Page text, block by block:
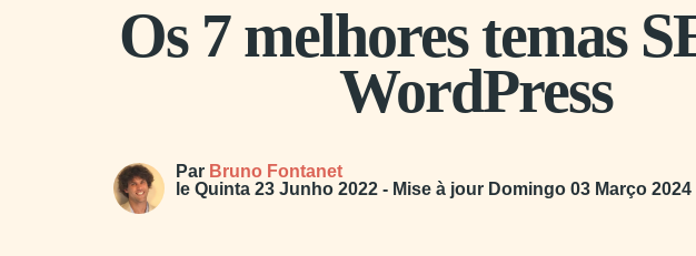
Os 7 melhores temas
WordPress
Par Bruno Fontanet
le Quinta 23 Junho 2022 - Mise à jour Domingo 03 Março 2024